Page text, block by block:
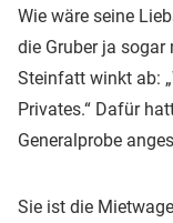
Wie wäre seine
die Gruber ja sogar
Steinfatt winkt ab:
Privates.“ Dafür
Generalprobe
Sie ist die